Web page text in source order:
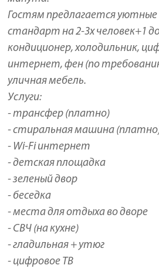
Гостям предлагается
стандарт на 2-3х человек+1
кондиционер, холодильник,
интернет, фен (по
уличная мебель.
Услуги:
- трансфер (платно)
- стиральная машина
- Wi-Fi интернет
- детская площадка
- зеленый двор
- беседка
- места для отдыха во дворе
- СВЧ (на кухне)
- гладильная + утюг
- цифровое ТВ